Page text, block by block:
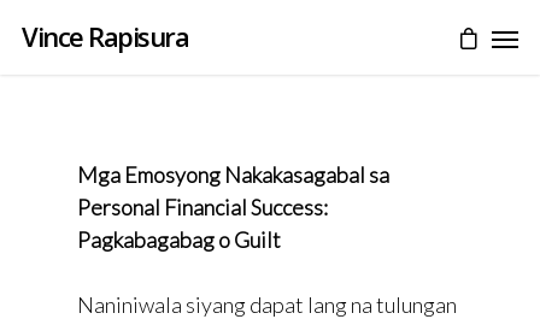
Vince Rapisura
Mga Emosyong Nakakasagabal sa
Personal Financial Success:
Pagkabagabag o Guilt
Naniniwala siyang dapat lang na tulungan